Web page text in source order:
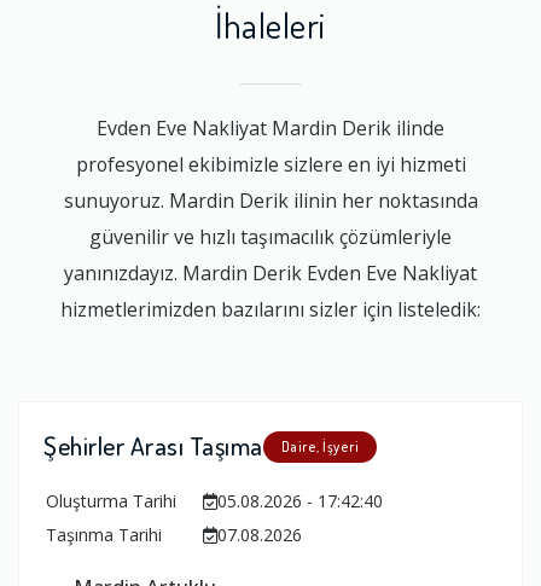
İhaleleri
Evden Eve Nakliyat Mardin Derik ilinde
profesyonel ekibimizle sizlere en iyi hizmeti
sunuyoruz. Mardin Derik ilinin her noktasında
güvenilir ve hızlı taşımacılık çözümleriyle
yanınızdayız. Mardin Derik Evden Eve Nakliyat
hizmetlerimizden bazılarını sizler için listeledik:
Şehirler Arası Taşıma Daire, İşyeri
Oluşturma Tarihi
05.08.2026 - 17:42:40
Taşınma Tarihi
07.08.2026